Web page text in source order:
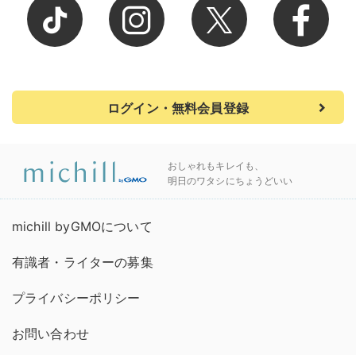
ログイン・無料会員登録
おしゃれもキレイも、
明日のワタシにちょうどいい
michill byGMOについて
有識者・ライターの募集
プライバシーポリシー
お問い合わせ